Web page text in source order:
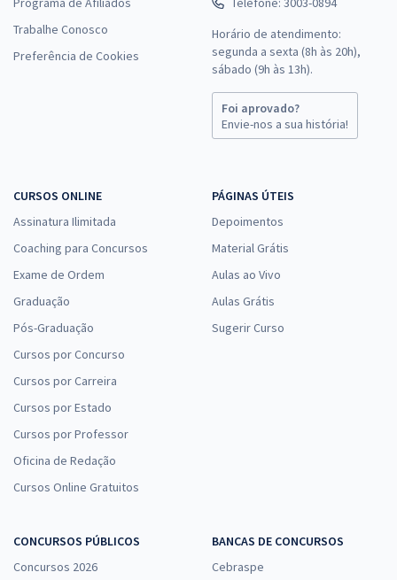
Trabalhe Conosco
Preferência de Cookies
Horário de atendimento:
segunda a sexta (8h às 20h),
sábado (9h às 13h).
Foi aprovado?
Envie-nos a sua história!
CURSOS ONLINE
Assinatura Ilimitada
Coaching para Concursos
Exame de Ordem
Graduação
Pós-Graduação
Cursos por Concurso
Cursos por Carreira
Cursos por Estado
Cursos por Professor
Oficina de Redação
Cursos Online Gratuitos
PÁGINAS ÚTEIS
Depoimentos
Material Grátis
Aulas ao Vivo
Aulas Grátis
Sugerir Curso
CONCURSOS PÚBLICOS
Concursos 2026
BANCAS DE CONCURSOS
Cebraspe